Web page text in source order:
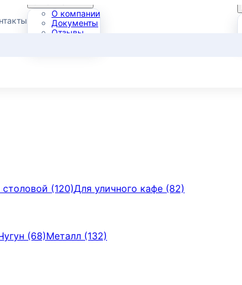
О компании
Документы
Отзывы
(120)Для уличного кафе (82)
(68)Металл (132)